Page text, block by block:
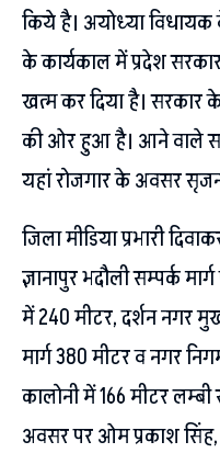
किये है। अयोध्या
के कार्यकाल में प्रदेश सरकार
खत्म कर दिया है। सरकार
की ओर हुआ है। आने वाले
यहां रोजगार के अवसर
जिला मीडिया प्रभारी
ज्ञानापुर भदौली सम्पर्क
में 240 मीटर, दर्शन नगर
मार्ग 380 मीटर व नगर
कालोनी में 166 मीटर
अवसर पर ओम प्रकाश सिंह,